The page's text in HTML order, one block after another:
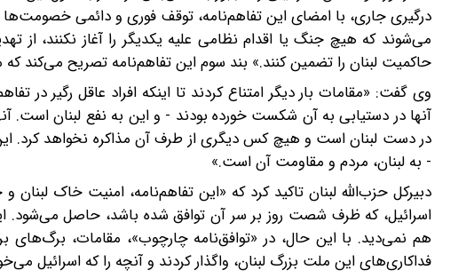
درگیری جاری، با امضای این تفاهم‌نامه، توقف فوری و دائمی خصومت‌ها
می‌شوند که هیچ جنگ یا اقدام نظامی علیه یکدیگر را آغاز نکنند، از
حاکمیت لبنان را تضمین کنند.» بند سوم این تفاهم‌نامه تصریح می‌کند
وی گفت: «مقامات بار دیگر امتناع کردند تا اینکه افراد عاقل رگیر
آنها در دستیابی به آن شکست خورده بودند - و این به نفع لبنان است.
در دست لبنان است و هیچ کس دیگری از طرف آن مذاکره نخواهد کرد. این
- به لبنان، مردم و مقاومت آن است.»
دبیرکل حزب‌الله لبنان تاکید کرد که «این تفاهم‌نامه، امنیت خاک
اسرائیل، که ظرف شصت روز بر سر آن توافق شده باشد، حاصل می‌شود.
هم نمی‌دید. با این حال، در «توافق‌نامه چارچوب»، مقامات، برگ‌های
فداکاری‌های این ملت بزرگ لبنان، واگذار کردند و آنچه را که اسرائیل